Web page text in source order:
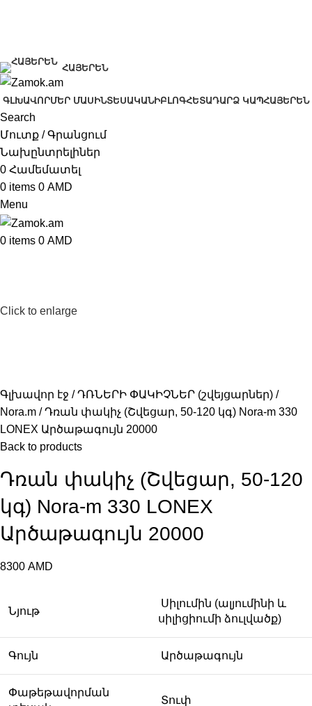
ՀԱՅԵՐԵՆ
ԳԼԽԱՎՈՐՄԵՐ ՄԱՍԻՆՏԵՍԱԿԱՆԻԲԼՈԳՀԵՏԱԴԱՐՁ ԿԱՊՀԱՅԵՐԵՆ
Search
Մուտք / Գրանցում
Նախընտրելիներ
0 Համեմատել
0 items 0 AMD
Menu
0 items 0 AMD
Click to enlarge
Գլխավոր էջ
ԴՌՆԵՐԻ ՓԱԿԻՉՆԵՐ (շվեյցարներ)
Nora.m
Դռան փակիչ (Շվեցար, 50-120 կգ) Nora-m 330
LONEX Արծաթագույն 20000
Back to products
Դռան փակիչ (Շվեցար, 50-120
կգ) Nora-m 330 LONEX
Արծաթագույն 20000
8300 AMD
Նյութ
Սիլումին (ալյումինի և
սիլիցիումի ձուլվածք)
Գույն Արծաթագույն
Փաթեթավորման
Տուփ